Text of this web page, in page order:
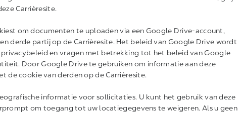
Carrièresite.
om documenten te uploaden via een Google Drive-account,
derde partij op de Carrièresite. Het beleid van Google Drive wordt
en vragen met betrekking tot het beleid van Google
Door Google Drive te gebruiken om informatie aan deze
de cookie van derden op de Carrièresite.
informatie voor sollicitaties. U kunt het gebruik van deze
om toegang tot uw locatiegegevens te weigeren. Als u geen